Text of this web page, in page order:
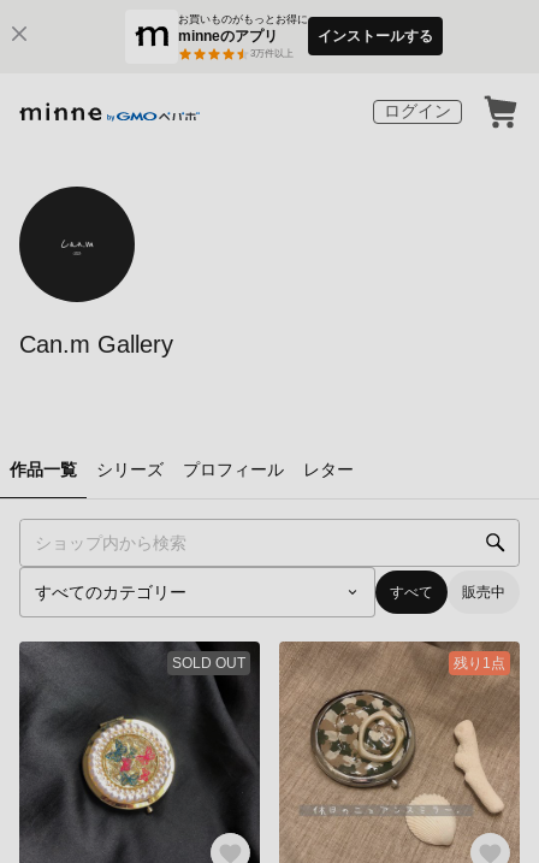
お買いものがもっとお得に
minneのアプリ
3万件以上
インストールする
ログイン
Can.m Gallery
作品一覧 シリーズ プロフィール レター
すべて 販売中
SOLD OUT 残り1点